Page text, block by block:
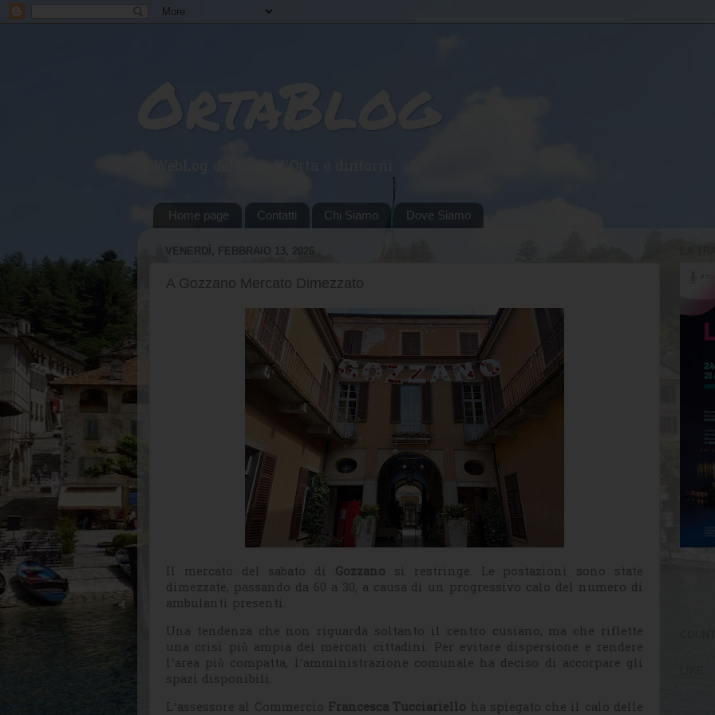
OrtaBlog
Home page Contatti Chi Siamo Dove Siamo
VENERDÌ, FEBBRAIO 13, 2026
A Gozzano Mercato Dimezzato
Il mercato del sabato di Gozzano si restringe. Le postazioni sono state
dimezzate, passando da 60 a 30, a causa di un progressivo calo del numero di
ambulanti presenti.
Una tendenza che non riguarda soltanto il centro cusiano, ma che riflette
una crisi più ampia dei mercati cittadini. Per evitare dispersione e rendere
l’area più compatta, l’amministrazione comunale ha deciso di accorpare gli
spazi disponibili.
L’assessore al Commercio Francesca Tucciariello ha spiegato che il calo delle